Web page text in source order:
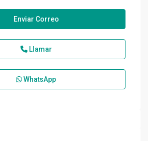
Enviar Correo
Llamar
WhatsApp